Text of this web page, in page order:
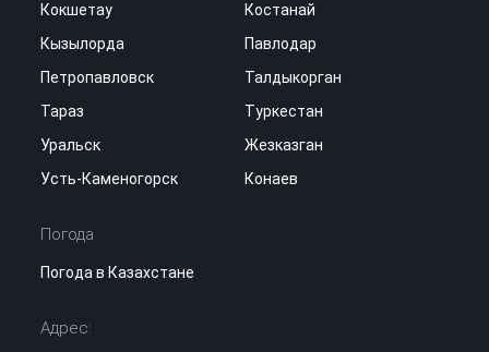
Кокшетау
Костанай
Кызылорда
Павлодар
Петропавловск
Талдыкорган
Тараз
Туркестан
Уральск
Жезказган
Усть-Каменогорск
Конаев
Погода
Погода в Казахстане
Адрес: